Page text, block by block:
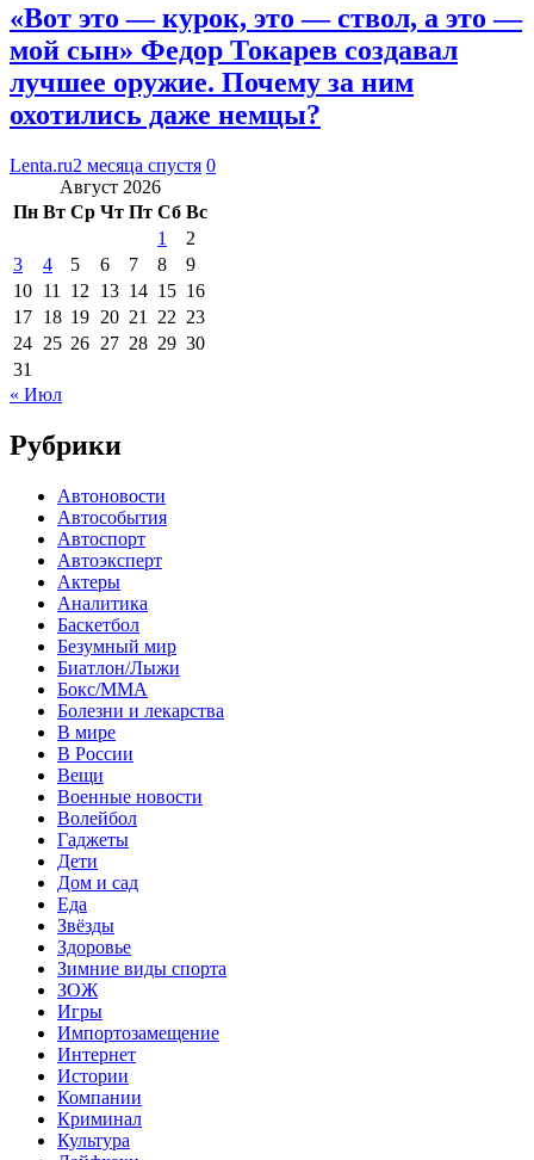
«Вот это — курок, это — ствол, а это —
мой сын» Федор Токарев создавал
лучшее оружие. Почему за ним
охотились даже немцы?
Lenta.ru2 месяца спустя 0
Август 2026
Пн Вт Ср Чт Пт Сб Вс
1
2
3
4 5 6 7 8
9
10 11 12 13 14 15 16
17 18 19 20 21 22 23
24 25 26 27 28 29 30
31
« Июл
Рубрики
Автоновости
Автособытия
Автоспорт
Автоэксперт
Актеры
Аналитика
Баскетбол
Безумный мир
Биатлон/Лыжи
Бокс/MMA
Болезни и лекарства
В мире
В России
Вещи
Военные новости
Волейбол
Гаджеты
Дети
Дом и сад
Еда
Звёзды
Здоровье
Зимние виды спорта
ЗОЖ
Игры
Импортозамещение
Интернет
Истории
Компании
Криминал
Культура